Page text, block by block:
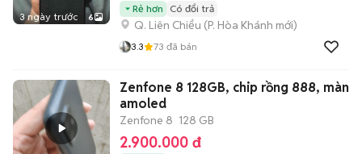
3 ngày trước 6
Rẻ hơn Có đổi trả
Q. Liên Chiểu (P. Hòa Khánh mới)
3.3 73 đã bán
Zenfone 8 128GB, chip rồng 888, màn
amoled
Zenfone 8 128 GB
2.900.000 đ